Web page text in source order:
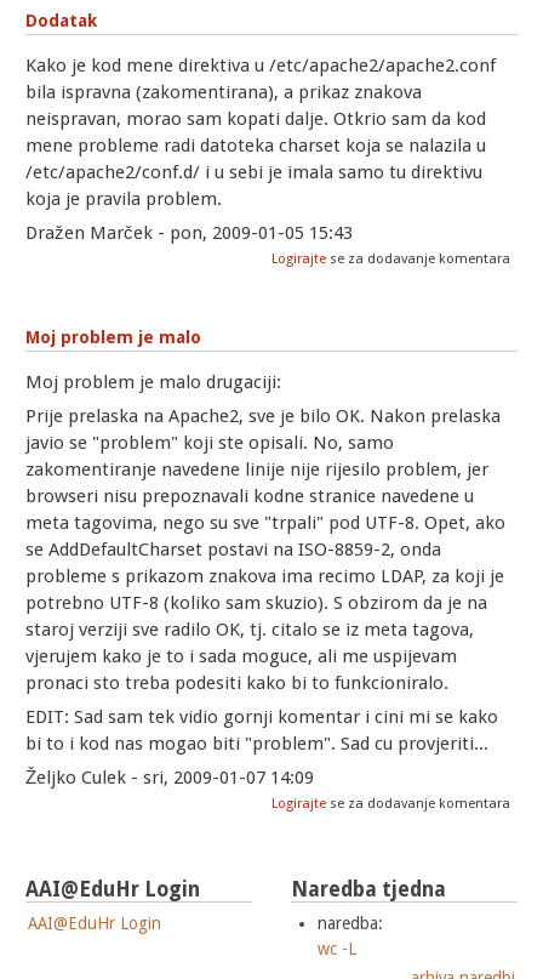
Dodatak
Kako je kod mene direktiva u /etc/apache2/apache2.conf
bila ispravna (zakomentirana), a prikaz znakova
neispravan, morao sam kopati dalje. Otkrio sam da kod
mene probleme radi datoteka charset koja se nalazila u
/etc/apache2/conf.d/ i u sebi je imala samo tu direktivu
koja je pravila problem.
Dražen Marček - pon, 2009-01-05 15:43
Logirajte se za dodavanje komentara
Moj problem je malo
Moj problem je malo drugaciji:
Prije prelaska na Apache2, sve je bilo OK. Nakon prelaska
javio se "problem" koji ste opisali. No, samo
zakomentiranje navedene linije nije rijesilo problem, jer
browseri nisu prepoznavali kodne stranice navedene u
meta tagovima, nego su sve "trpali" pod UTF-8. Opet, ako
se AddDefaultCharset postavi na ISO-8859-2, onda
probleme s prikazom znakova ima recimo LDAP, za koji je
potrebno UTF-8 (koliko sam skuzio). S obzirom da je na
staroj verziji sve radilo OK, tj. citalo se iz meta tagova,
vjerujem kako je to i sada moguce, ali me uspijevam
pronaci sto treba podesiti kako bi to funkcioniralo.
EDIT: Sad sam tek vidio gornji komentar i cini mi se kako
bi to i kod nas mogao biti "problem". Sad cu provjeriti...
Željko Culek - sri, 2009-01-07 14:09
Logirajte se za dodavanje komentara
AAI@EduHr Login
AAI@EduHr Login
Naredba tjedna
naredba:
wc -L